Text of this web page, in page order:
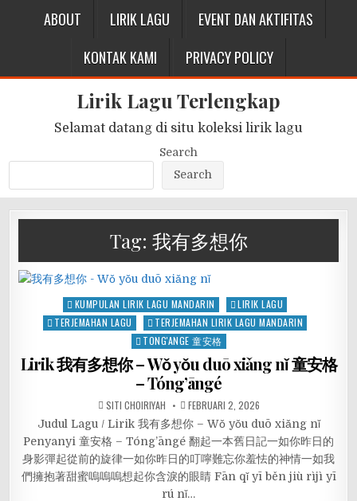
ABOUT LIRIK LAGU
EVENT DAN AKTIFITAS
KONTAK KAMI
PRIVACY POLICY
Lirik Lagu Terlengkap
Selamat datang di situ koleksi lirik lagu
Search
Search
Tag: 我有多想你
Posted
in
KUMPULAN LIRIK LAGU MANDARIN
LIRIK LAGU
TERJEMAHAN LAGU
TERJEMAHAN LIRIK LAGU MANDARIN
TONG'ANGE 童安格
Lirik 我有多想你 – Wǒ yǒu duō xiǎng nǐ 童安格
– Tóng’āngé
SITI CHOIRIYAH FEBRUARI 2, 2026
Judul Lagu / Lirik 我有多想你 – Wǒ yǒu duō xiǎng nǐ
Penyanyi 童安格 – Tóng’āngé 翻起一本舊日記一如你昨日的
身影彈起從前的旋律一如你昨日的叮嚀難忘你羞怯的神情一如我
們擁抱著甜蜜嗚嗚嗚想起你含淚的眼睛 Fān qǐ yī běn jiù rìjì yī
rú nǐ…